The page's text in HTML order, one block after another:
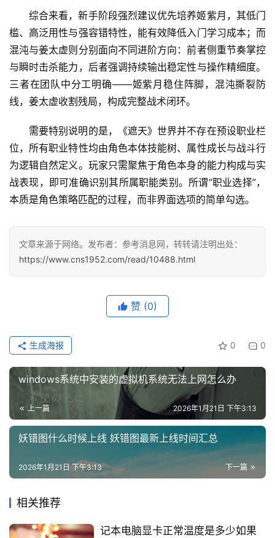
首
页
文
类
专
题
表
快
讯
页
面
投稿
综合来看，新手阶段强烈建议优先培养姬紫月，其低门
槛、高泛用性与强容错特性，能有效降低入门学习成本；而
混沌与姜太虚则分别面向不同进阶方向：前者侧重节奏掌控
与瞬时击杀能力，后者强调持续输出稳定性与操作精细度。
三者在团队中分工明确——姬紫月稳住阵脚，混沌撕裂防
线，姜太虚收割残局，构成完整战术闭环。
需要特别说明的是，《遮天》世界并不存在预设职业栏
位，所有职业特性均由角色本体技能树、属性成长与战斗行
为逻辑自然定义。玩家只需聚焦于角色本身的能力构成与实
战表现，即可准确识别其所属职能类别。所谓“职业选择”，
本质是角色策略匹配的过程，而非界面选项的简单勾选。
文章来源于网络。发布者：参考消息网，转转请注明出处：
https://www.cns1952.com/read/10488.html
赞 (0)
0 0
生成海报
windows系统中安装的虚拟机系统无法上网怎么办
上一篇 2026年1月21日 下午3:13
妖错图什么时候上线 妖错图最新上线时间汇总
下一篇
2026年1月21日 下午3:13
相关推荐
记本电脑显卡正常温度是多少如果